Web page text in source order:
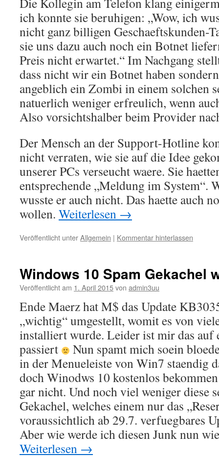
ich konnte sie beruhigen: „Wow, ich
nicht ganz billigen Geschaeftskunden-
sie uns dazu auch noch ein Botnet
Preis nicht erwartet.“ Im Nachgang
dass nicht wir ein Botnet haben
angeblich ein Zombi in einem solchen
natuerlich weniger erfreulich, wenn
Also vorsichtshalber beim Provider
Der Mensch an der Support-Hotline
nicht verraten, wie sie auf die Idee
unserer PCs verseucht waere. Sie
entsprechende „Meldung im System“.
wusste er auch nicht. Das haette auch
wollen. Weiterlesen →
Veröffentlicht unterAllgemein | Kommentar hinterlassen
Windows 10 Spam Gekachel
Veröffentlicht am 1. April 2015von admin3uu
Ende Maerz hat M$ das Update
„wichtig“ umgestellt, womit es von
installiert wurde. Leider ist mir das auf
passiert
Nun spamt mich soein
in der Menueleiste von Win7 staendig
doch Winodws 10 kostenlos
gar nicht. Und noch viel weniger diese
Gekachel, welches einem nur das
voraussichtlich ab 29.7. verfuegbares
Aber wie werde ich diesen Junk nun
Weiterlesen →